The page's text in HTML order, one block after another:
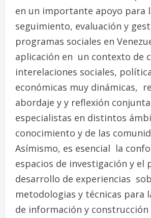
en un importante apoyo para
seguimiento, evaluación y
programas sociales en
aplicación en un contexto de
interelaciones sociales,
económicas muy dinámicas,
abordaje y y reflexión
especialistas en distintos
conocimiento y de las
Asímismo, es esencial la
espacios de investigación y el
desarrollo de experiencias
metodologias y técnicas para
de información y construcción